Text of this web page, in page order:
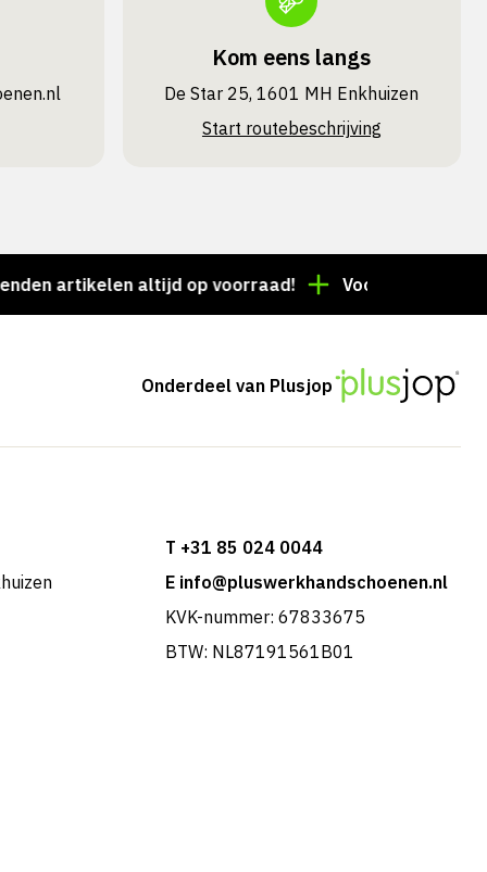
Kom eens langs
De Star 25, 1601 MH Enkhuizen
Start routebeschrijving
artikelen altijd op voorraad! Voor 15:00 besteld =
Onderdeel van Plusjop
T +31 85 024 0044
E info@pluswerkhandschoenen.nl
KVK-nummer: 67833675
BTW: NL87191561B01